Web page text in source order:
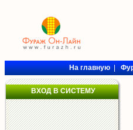
На главную|
ВХОД В СИСТЕМУ